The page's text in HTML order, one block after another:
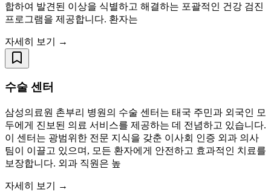
합하여 발견된 이상을 식별하고 해결하는 포괄적인 건강 검진
프로그램을 제공합니다. 환자는
자세히 보기 →
수술 센터
삼성의료원 촌부리 병원의 수술 센터는 태국 주민과 외국인 모
두에게 진보된 의료 서비스를 제공하는 데 전념하고 있습니다.
이 센터는 광범위한 전문 지식을 갖춘 이사회 인증 외과 의사
팀이 이끌고 있으며, 모든 환자에게 안전하고 효과적인 치료를
보장합니다. 외과 직원은 높
자세히 보기 →